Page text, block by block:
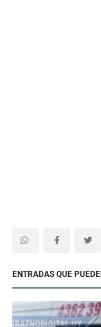
ENTRADAS QUE